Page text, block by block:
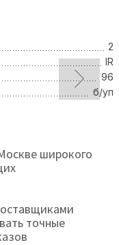
2
IR
96
б/уп
широкого
точные